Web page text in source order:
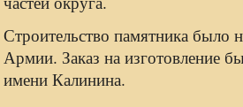
Строительство памятника было
Армии. Заказ на изготовление
имени Калинина.